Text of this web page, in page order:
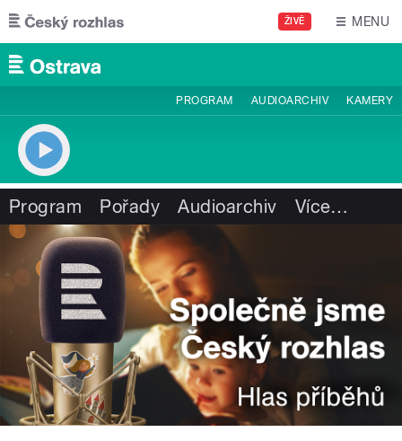
Přejít k hlavnímu obsahu
ŽIVĚ MENU
PROGRAM AUDIOARCHIV KAMERY
Program Pořady Audioarchiv Více…